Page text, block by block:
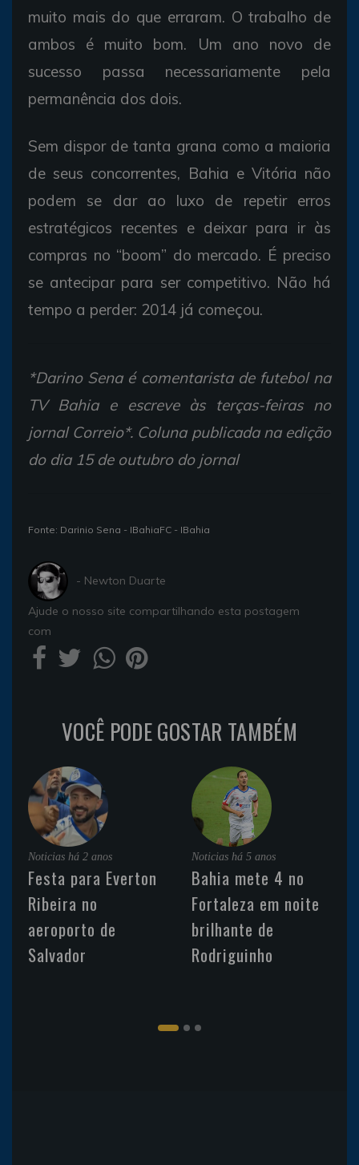
muito mais do que erraram. O trabalho de
ambos é muito bom. Um ano novo de
sucesso passa necessariamente pela
permanência dos dois.
Sem dispor de tanta grana como a maioria
de seus concorrentes, Bahia e Vitória não
podem se dar ao luxo de repetir erros
estratégicos recentes e deixar para ir às
compras no “boom” do mercado. É preciso
se antecipar para ser competitivo. Não há
tempo a perder: 2014 já começou.
*Darino Sena é comentarista de futebol na
TV Bahia e escreve às terças-feiras no
jornal Correio*. Coluna publicada na edição
do dia 15 de outubro do jornal
Fonte: Darinio Sena - IBahiaFC - IBahia
- Newton Duarte
Ajude o nosso site compartilhando esta postagem
com
VOCÊ PODE GOSTAR TAMBÉM
Noticias há 2 anos
Festa para Everton
Ribeira no
aeroporto de
Salvador
Noticias há 5 anos
Bahia mete 4 no
Fortaleza em noite
brilhante de
Rodriguinho